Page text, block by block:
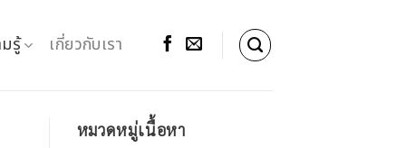
รู้ เกี่ยวกับเรา
หมวดหมู่เนื้อหา